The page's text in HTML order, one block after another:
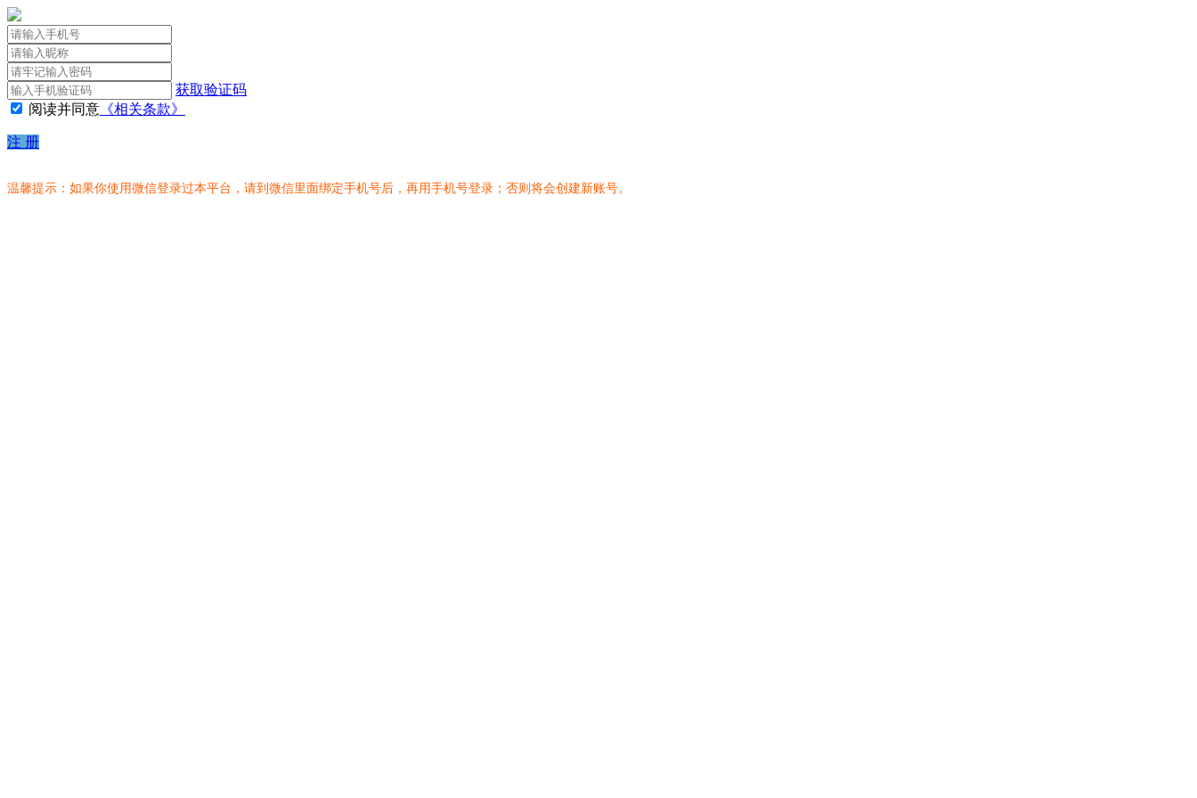
获取验证码
阅读并同意 《相关条款》
注 册
温馨提示：如果你使用微信登录过本平台，请到微信里面绑定手机号后，再用手机号登录；否则将会创建新账号。